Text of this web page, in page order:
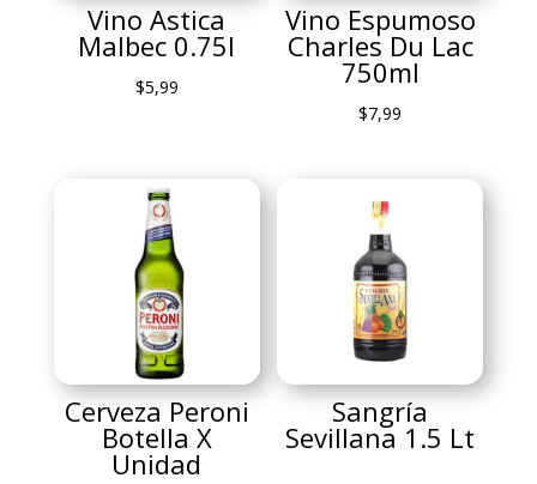
Vino Astica
Malbec 0.75l
$5,99
Vino Espumoso
Charles Du Lac
750ml
$7,99
Cerveza Peroni
Botella X
Unidad
Sangría
Sevillana 1.5 Lt